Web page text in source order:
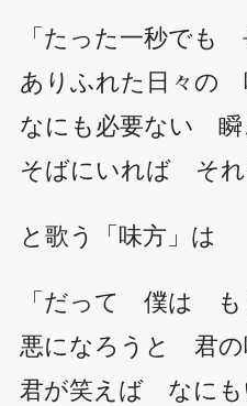
「たった一秒でも
ありふれた日々の
なにも必要ない 瞬
そばにいれば それ
と歌う「味方」は
「だって 僕は も
悪になろうと 君の
君が笑えば なにも